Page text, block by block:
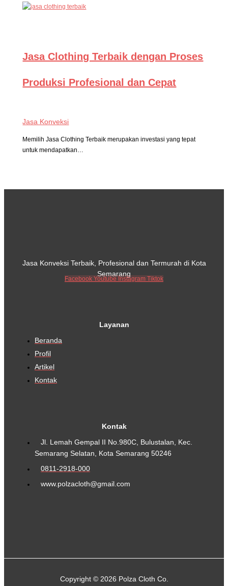
Jasa Clothing Terbaik dengan Proses
Produksi Profesional dan Cepat
Jasa Konveksi
Memilih Jasa Clothing Terbaik merupakan investasi yang tepat
untuk mendapatkan…
Jasa Konveksi Terbaik, Profesional dan Termurah di Kota
Semarang
Facebook Youtube Instagram Tiktok
Layanan
Beranda
Profil
Artikel
Kontak
Kontak
Jl. Lemah Gempal II No.980C, Bulustalan, Kec.
Semarang Selatan, Kota Semarang 50246
0811-2918-000
www.polzacloth@gmail.com
Copyright © 2026 Polza Cloth Co.